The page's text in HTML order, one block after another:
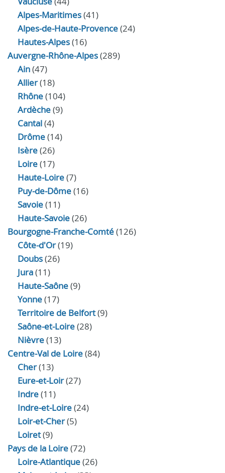
Alpes-Maritimes(41)
Alpes-de-Haute-Provence(24)
Hautes-Alpes(16)
Auvergne-Rhône-Alpes(289)
Ain(47)
Allier(18)
Rhône(104)
Ardèche(9)
Cantal(4)
Drôme(14)
Isère(26)
Loire(17)
Haute-Loire(7)
Puy-de-Dôme(16)
Savoie(11)
Haute-Savoie(26)
Bourgogne-Franche-Comté(126)
Côte-d'Or(19)
Doubs(26)
Jura(11)
Haute‑Saône(9)
Yonne(17)
Territoire de Belfort(9)
Saône-et-Loire(28)
Nièvre(13)
Centre-Val de Loire(84)
Cher(13)
Eure‑et‑Loir(27)
Indre(11)
Indre‑et‑Loire(24)
Loir‑et‑Cher(5)
Loiret(9)
Pays de la Loire(72)
Loire-Atlantique(26)